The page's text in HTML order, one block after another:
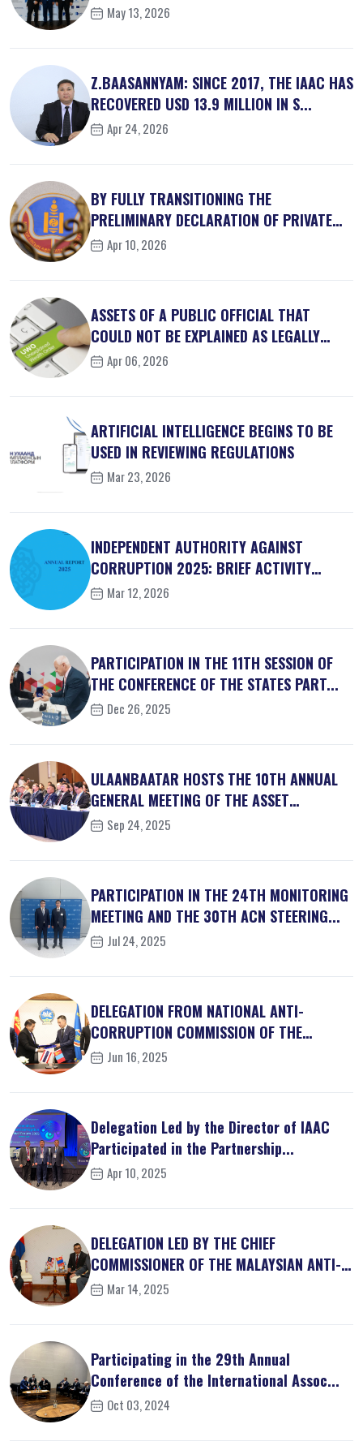
May 13, 2026
Z.BAASANNYAM: SINCE 2017, THE IAAC HAS
RECOVERED USD 13.9 MILLION IN S...
Apr 24, 2026
BY FULLY TRANSITIONING THE
PRELIMINARY DECLARATION OF PRIVATE
INTEREST...
Apr 10, 2026
ASSETS OF A PUBLIC OFFICIAL THAT
COULD NOT BE EXPLAINED AS LEGALLY
OBT...
Apr 06, 2026
ARTIFICIAL INTELLIGENCE BEGINS TO BE
USED IN REVIEWING REGULATIONS
Mar 23, 2026
INDEPENDENT AUTHORITY AGAINST
CORRUPTION 2025: BRIEF ACTIVITY
REPORT
Mar 12, 2026
PARTICIPATION IN THE 11TH SESSION OF
THE CONFERENCE OF THE STATES PART...
Dec 26, 2025
ULAANBAATAR HOSTS THE 10TH ANNUAL
GENERAL MEETING OF THE ASSET
RECOVER...
Sep 24, 2025
PARTICIPATION IN THE 24TH MONITORING
MEETING AND THE 30TH ACN STEERING...
Jul 24, 2025
DELEGATION FROM NATIONAL ANTI-
CORRUPTION COMMISSION OF THE
KINGDOM OF ...
Jun 16, 2025
Delegation Led by the Director of IAAC
Participated in the Partnership...
Apr 10, 2025
DELEGATION LED BY THE CHIEF
COMMISSIONER OF THE MALAYSIAN ANTI-
CORRUPT...
Mar 14, 2025
Participating in the 29th Annual
Conference of the International Assoc...
Oct 03, 2024